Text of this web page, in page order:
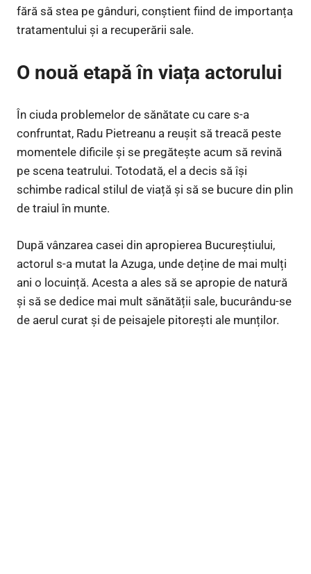
fără să stea pe gânduri, conștient fiind de importanța
tratamentului și a recuperării sale.
O nouă etapă în viața actorului
În ciuda problemelor de sănătate cu care s-a
confruntat, Radu Pietreanu a reușit să treacă peste
momentele dificile și se pregătește acum să revină
pe scena teatrului. Totodată, el a decis să își
schimbe radical stilul de viață și să se bucure din plin
de traiul în munte.
După vânzarea casei din apropierea Bucureștiului,
actorul s-a mutat la Azuga, unde deține de mai mulți
ani o locuință. Acesta a ales să se apropie de natură
și să se dedice mai mult sănătății sale, bucurându-se
de aerul curat și de peisajele pitorești ale munților.